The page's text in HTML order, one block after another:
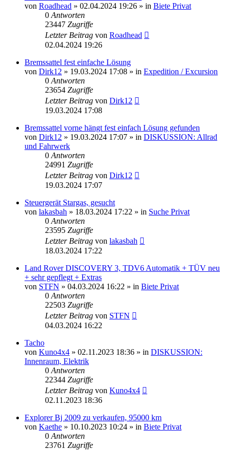
von Roadhead » 02.04.2024 19:26 » in Biete Privat
0 Antworten
23447 Zugriffe
Letzter Beitrag von Roadhead
02.04.2024 19:26
Bremssattel fest einfache Lösung
von Dirk12 » 19.03.2024 17:08 » in Expedition / Excursion
0 Antworten
23654 Zugriffe
Letzter Beitrag von Dirk12
19.03.2024 17:08
Bremssattel vorne hängt fest einfach Lösung gefunden
von Dirk12 » 19.03.2024 17:07 » in DISKUSSION: Allrad
und Fahrwerk
0 Antworten
24991 Zugriffe
Letzter Beitrag von Dirk12
19.03.2024 17:07
Steuergerät Stargas, gesucht
von lakasbah » 18.03.2024 17:22 » in Suche Privat
0 Antworten
23595 Zugriffe
Letzter Beitrag von lakasbah
18.03.2024 17:22
Land Rover DISCOVERY 3, TDV6 Automatik + TÜV neu
+ sehr gepflegt + Extras
von STFN » 04.03.2024 16:22 » in Biete Privat
0 Antworten
22503 Zugriffe
Letzter Beitrag von STFN
04.03.2024 16:22
Tacho
von Kuno4x4 » 02.11.2023 18:36 » in DISKUSSION:
Innenraum, Elektrik
0 Antworten
22344 Zugriffe
Letzter Beitrag von Kuno4x4
02.11.2023 18:36
Explorer Bj 2009 zu verkaufen, 95000 km
von Kaethe » 10.10.2023 10:24 » in Biete Privat
0 Antworten
23761 Zugriffe